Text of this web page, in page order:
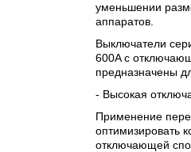
уменьшении
аппаратов.
Выключатели
600A с
предназначены
- Высокая
Применение
оптимизировать
отключающей